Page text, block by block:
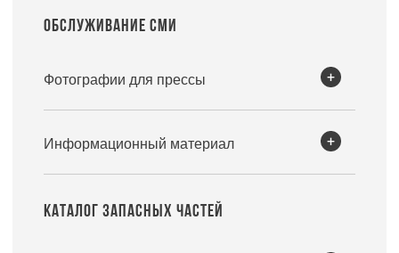
ОБСЛУЖИВАНИЕ СМИ
Фотографии для прессы
Информационный материал
КАТАЛОГ ЗАПАСНЫХ ЧАСТЕЙ